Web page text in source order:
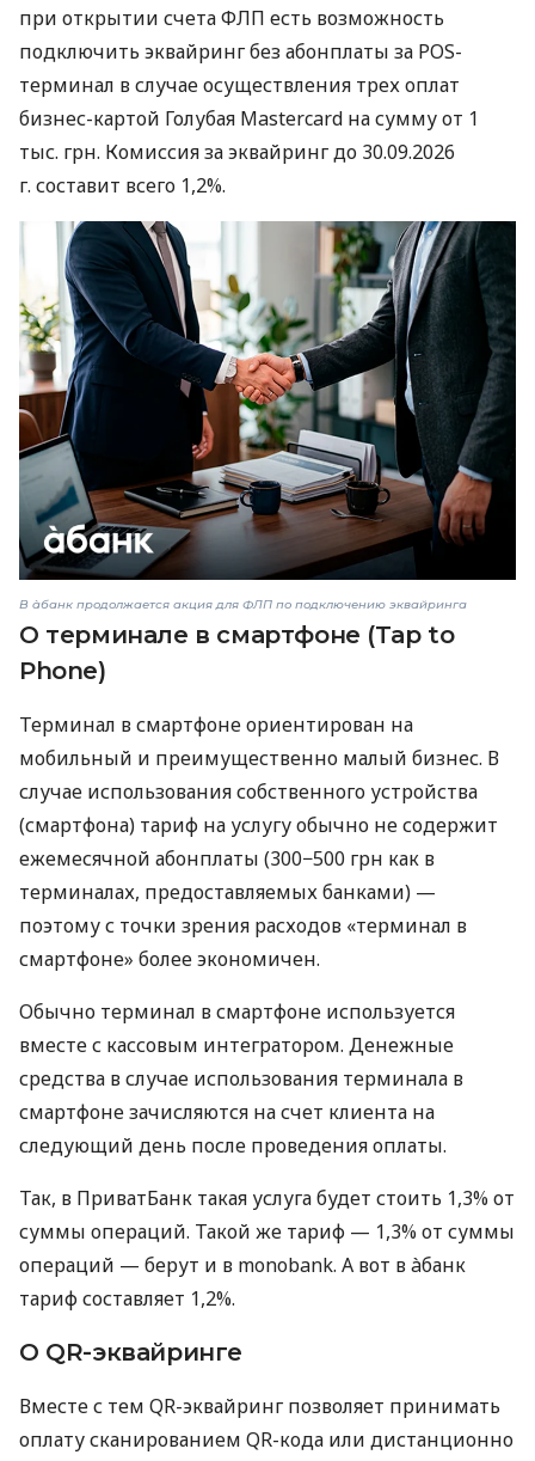
при открытии счета ФЛП есть возможность
подключить эквайринг без абонплаты за POS-
терминал в случае осуществления трех оплат
бизнес-картой Голубая Mastercard на сумму от 1
тыс. грн. Комиссия за эквайринг до 30.09.2026
г. составит всего 1,2%.
В àбанк продолжается акция для ФЛП по подключению эквайринга
О терминале в смартфоне (Tap to
Phone)
Терминал в смартфоне ориентирован на
мобильный и преимущественно малый бизнес. В
случае использования собственного устройства
(смартфона) тариф на услугу обычно не содержит
ежемесячной абонплаты (300−500 грн как в
терминалах, предоставляемых банками) —
поэтому с точки зрения расходов «терминал в
смартфоне» более экономичен.
Обычно терминал в смартфоне используется
вместе с кассовым интегратором. Денежные
средства в случае использования терминала в
смартфоне зачисляются на счет клиента на
следующий день после проведения оплаты.
Так, в ПриватБанк такая услуга будет стоить 1,3% от
суммы операций. Такой же тариф — 1,3% от суммы
операций — берут и в monobank. А вот в àбанк
тариф составляет 1,2%.
О QR-эквайринге
Вместе с тем QR-эквайринг позволяет принимать
оплату сканированием QR-кода или дистанционно